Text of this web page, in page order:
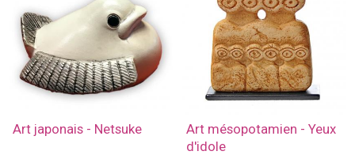
Art japonais - Netsuke
Art mésopotamien - Yeux
d'idole